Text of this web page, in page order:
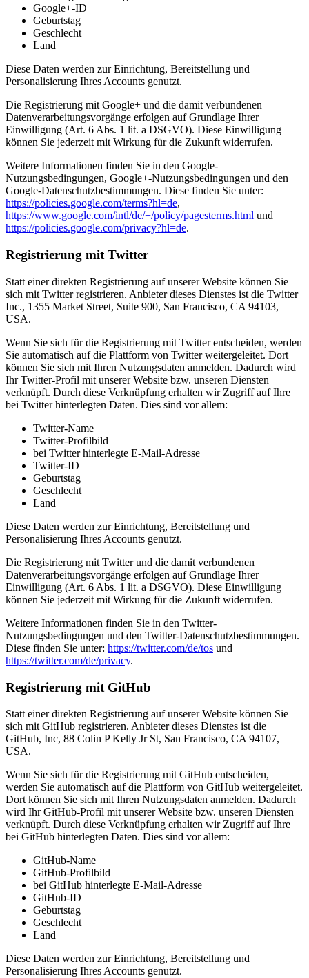
Google+-ID
Geburtstag
Geschlecht
Land
Diese Daten werden zur Einrichtung, Bereitstellung und
Personalisierung Ihres Accounts genutzt.
Die Registrierung mit Google+ und die damit verbundenen
Datenverarbeitungsvorgänge erfolgen auf Grundlage Ihrer
Einwilligung (Art. 6 Abs. 1 lit. a DSGVO). Diese Einwilligung
können Sie jederzeit mit Wirkung für die Zukunft widerrufen.
Weitere Informationen finden Sie in den Google-
Nutzungsbedingungen, Google+-Nutzungsbedingungen und den
Google-Datenschutzbestimmungen. Diese finden Sie unter:
https://policies.google.com/terms?hl=de,
https://www.google.com/intl/de/+/policy/pagesterms.html und
https://policies.google.com/privacy?hl=de.
Registrierung mit Twitter
Statt einer direkten Registrierung auf unserer Website können Sie
sich mit Twitter registrieren. Anbieter dieses Dienstes ist die Twitter
Inc., 1355 Market Street, Suite 900, San Francisco, CA 94103,
USA.
Wenn Sie sich für die Registrierung mit Twitter entscheiden, werden
Sie automatisch auf die Plattform von Twitter weitergeleitet. Dort
können Sie sich mit Ihren Nutzungsdaten anmelden. Dadurch wird
Ihr Twitter-Profil mit unserer Website bzw. unseren Diensten
verknüpft. Durch diese Verknüpfung erhalten wir Zugriff auf Ihre
bei Twitter hinterlegten Daten. Dies sind vor allem:
Twitter-Name
Twitter-Profilbild
bei Twitter hinterlegte E-Mail-Adresse
Twitter-ID
Geburtstag
Geschlecht
Land
Diese Daten werden zur Einrichtung, Bereitstellung und
Personalisierung Ihres Accounts genutzt.
Die Registrierung mit Twitter und die damit verbundenen
Datenverarbeitungsvorgänge erfolgen auf Grundlage Ihrer
Einwilligung (Art. 6 Abs. 1 lit. a DSGVO). Diese Einwilligung
können Sie jederzeit mit Wirkung für die Zukunft widerrufen.
Weitere Informationen finden Sie in den Twitter-
Nutzungsbedingungen und den Twitter-Datenschutzbestimmungen.
Diese finden Sie unter: https://twitter.com/de/tos und
https://twitter.com/de/privacy.
Registrierung mit GitHub
Statt einer direkten Registrierung auf unserer Website können Sie
sich mit GitHub registrieren. Anbieter dieses Dienstes ist die
GitHub, Inc, 88 Colin P Kelly Jr St, San Francisco, CA 94107,
USA.
Wenn Sie sich für die Registrierung mit GitHub entscheiden,
werden Sie automatisch auf die Plattform von GitHub weitergeleitet.
Dort können Sie sich mit Ihren Nutzungsdaten anmelden. Dadurch
wird Ihr GitHub-Profil mit unserer Website bzw. unseren Diensten
verknüpft. Durch diese Verknüpfung erhalten wir Zugriff auf Ihre
bei GitHub hinterlegten Daten. Dies sind vor allem:
GitHub-Name
GitHub-Profilbild
bei GitHub hinterlegte E-Mail-Adresse
GitHub-ID
Geburtstag
Geschlecht
Land
Diese Daten werden zur Einrichtung, Bereitstellung und
Personalisierung Ihres Accounts genutzt.